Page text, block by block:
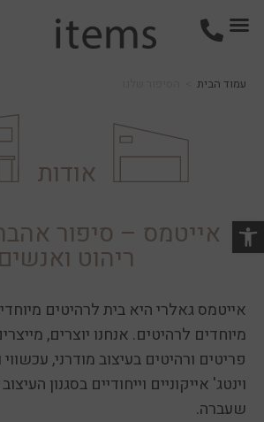
עמוד הבית
אודות
אייטמס – סיפור
ריהוט ואנשים
אייטמס גאלרי היא בית לרהיטים
מיוחדים לרהיטים. אנחנו יוצרים,
פריטים ורהיטים בעיצוב מודרני, עכשווי
וינטג' אייקוניים וייחודיים בסגנון
שעברה.